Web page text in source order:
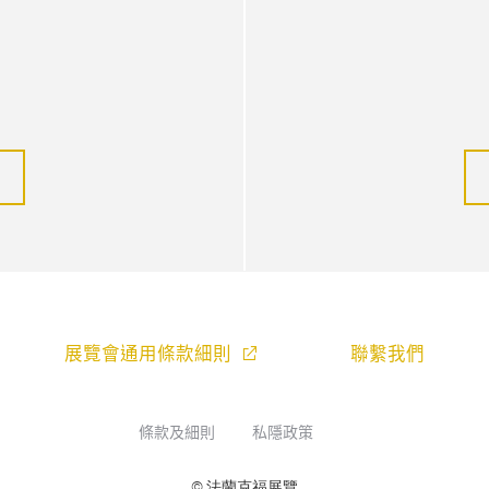
展覽會通用條款細則 聯繫我們
條款及細則 私隱政策